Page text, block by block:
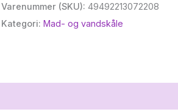
Varenummer (SKU): 49492213072208
Kategori: Mad- og vandskåle